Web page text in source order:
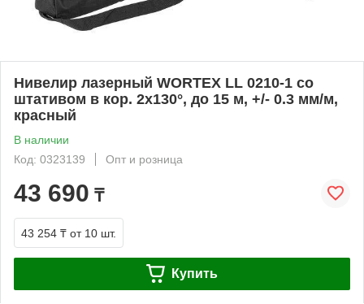
Нивелир лазерный WORTEX LL 0210-1 со
штативом в кор. 2х130°, до 15 м, +/- 0.3 мм/м,
красный
В наличии
Код: 0323139
Опт и розница
43 690 ₸
43 254 ₸ от 10 шт.
Купить